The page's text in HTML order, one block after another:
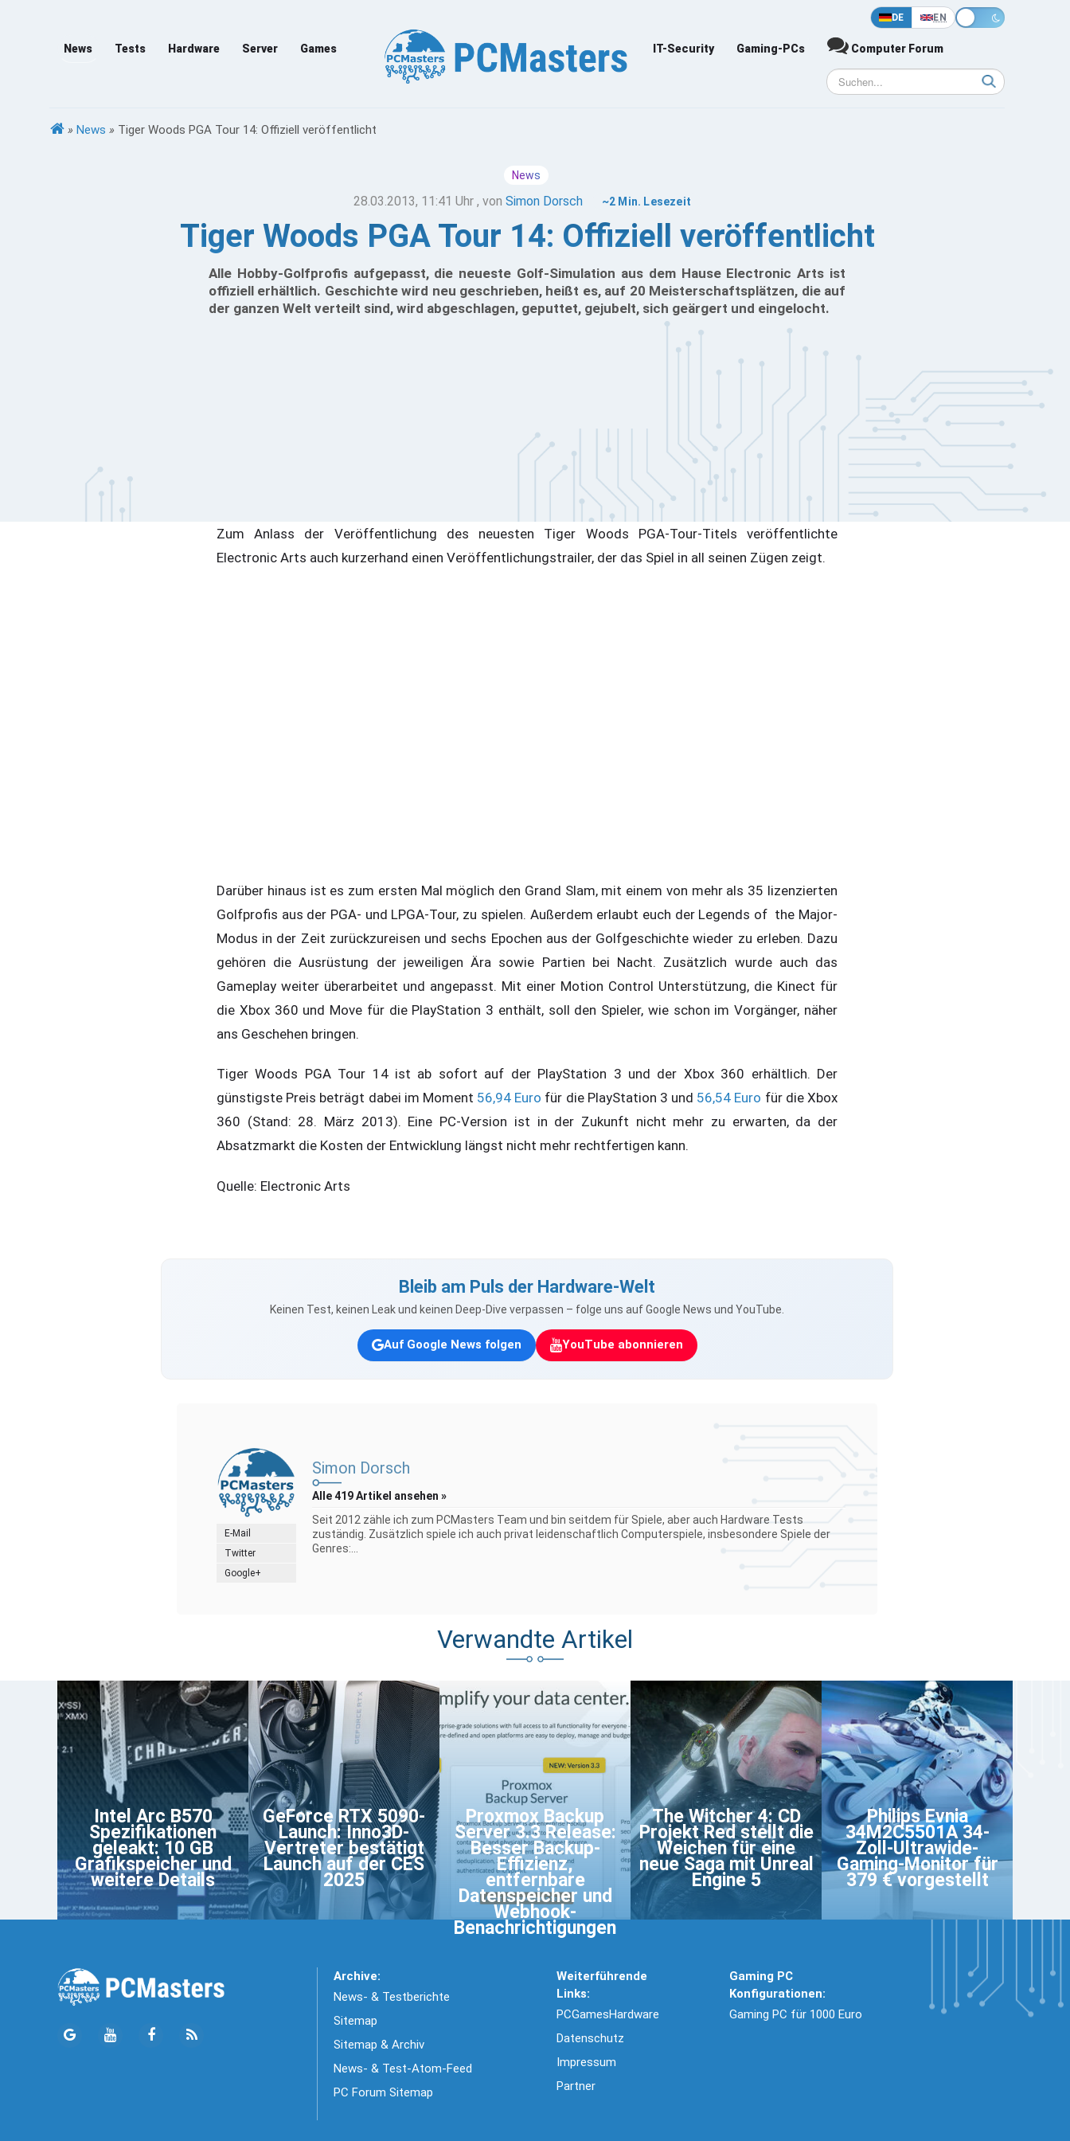
DE EN
News Tests Hardware Server Games IT-Security Gaming-PCs Computer Forum
» News » Tiger Woods PGA Tour 14: Offiziell veröffentlicht
News
28.03.2013, 11:41 Uhr , von Simon Dorsch ~2 Min. Lesezeit
Tiger Woods PGA Tour 14: Offiziell veröffentlicht
Alle Hobby-Golfprofis aufgepasst, die neueste Golf-Simulation aus dem Hause Electronic Arts ist
offiziell erhältlich. Geschichte wird neu geschrieben, heißt es, auf 20 Meisterschaftsplätzen, die auf
der ganzen Welt verteilt sind, wird abgeschlagen, geputtet, gejubelt, sich geärgert und eingelocht.
Zum Anlass der Veröffentlichung des neuesten Tiger Woods PGA-Tour-Titels veröffentlichte
Electronic Arts auch kurzerhand einen Veröffentlichungstrailer, der das Spiel in all seinen Zügen zeigt.
Darüber hinaus ist es zum ersten Mal möglich den Grand Slam, mit einem von mehr als 35 lizenzierten
Golfprofis aus der PGA- und LPGA-Tour, zu spielen. Außerdem erlaubt euch der Legends of the Major-
Modus in der Zeit zurückzureisen und sechs Epochen aus der Golfgeschichte wieder zu erleben. Dazu
gehören die Ausrüstung der jeweiligen Ära sowie Partien bei Nacht. Zusätzlich wurde auch das
Gameplay weiter überarbeitet und angepasst. Mit einer Motion Control Unterstützung, die Kinect für
die Xbox 360 und Move für die PlayStation 3 enthält, soll den Spieler, wie schon im Vorgänger, näher
ans Geschehen bringen.
Tiger Woods PGA Tour 14 ist ab sofort auf der PlayStation 3 und der Xbox 360 erhältlich. Der
günstigste Preis beträgt dabei im Moment 56,94 Euro für die PlayStation 3 und 56,54 Euro für die Xbox
360 (Stand: 28. März 2013). Eine PC-Version ist in der Zukunft nicht mehr zu erwarten, da der
Absatzmarkt die Kosten der Entwicklung längst nicht mehr rechtfertigen kann.
Quelle: Electronic Arts
Bleib am Puls der Hardware-Welt
Keinen Test, keinen Leak und keinen Deep-Dive verpassen – folge uns auf Google News und YouTube.
Auf Google News folgen YouTube abonnieren
E-Mail
Twitter
Google+
Simon Dorsch
Alle 419 Artikel ansehen »
Seit 2012 zähle ich zum PCMasters Team und bin seitdem für Spiele, aber auch Hardware Tests
zuständig. Zusätzlich spiele ich auch privat leidenschaftlich Computerspiele, insbesondere Spiele der
Genres:...
Verwandte Artikel
Intel Arc B570
Spezifikationen
geleakt: 10 GB
Grafikspeicher und
weitere Details
GeForce RTX 5090-
Launch: Inno3D-
Vertreter bestätigt
Launch auf der CES
2025
Proxmox Backup
Server 3.3 Release:
Besser Backup-
Effizienz,
entfernbare
Datenspeicher und
Webhook-
Benachrichtigungen
The Witcher 4: CD
Projekt Red stellt die
Weichen für eine
neue Saga mit Unreal
Engine 5
Philips Evnia
34M2C5501A 34-
Zoll-Ultrawide-
Gaming-Monitor für
379 € vorgestellt
Archive:
News- & Testberichte
Sitemap
Sitemap & Archiv
News- & Test-Atom-Feed
PC Forum Sitemap
Weiterführende
Links:
PCGamesHardware
Datenschutz
Impressum
Partner
Gaming PC
Konfigurationen:
Gaming PC für 1000 Euro